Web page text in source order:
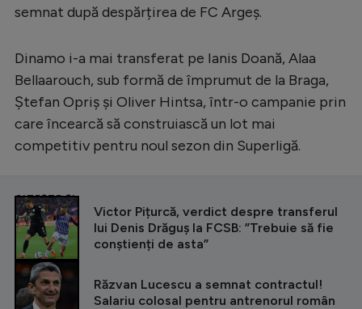
semnat după despărțirea de FC Argeș.
Dinamo i-a mai transferat pe Ianis Doană, Alaa
Bellaarouch, sub formă de împrumut de la Braga,
Ștefan Opriș și Oliver Hintsa, într-o campanie prin
care încearcă să construiască un lot mai
competitiv pentru noul sezon din Superligă.
CITEȘTE ȘI
Victor Pițurcă, verdict despre transferul
lui Denis Drăguș la FCSB: ”Trebuie să fie
conștienți de asta”
Răzvan Lucescu a semnat contractul!
Salariu colosal pentru antrenorul român